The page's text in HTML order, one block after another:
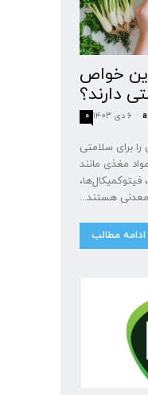
خواص
دارند؟
- ۶ دی ۱۴۰۳ ۰
برای سلامتی
مواد مغذی مانند
فیتوکمیکال‌ها،
معدنی هستند...
ادامه مطالب